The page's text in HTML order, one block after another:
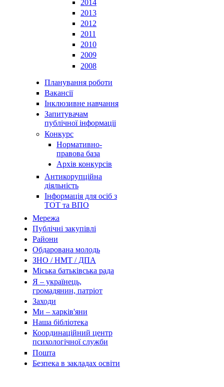
2014
2013
2012
2011
2010
2009
2008
Планування роботи
Вакансії
Інклюзивне навчання
Запитувачам
публічної інформаціі
Конкурс
Нормативно-
правова база
Архів конкурсів
Антикорупційна
діяльність
Інформація для осіб з
ТОТ та ВПО
Мережа
Публічні закупівлі
Райони
Обдарована молодь
ЗНО / НМТ / ДПА
Міська батьківська рада
Я – українець,
громадянин, патріот
Заходи
Ми – харків'яни
Наша бібліотека
Координаційний центр
психологічної служби
Пошта
Безпека в закладах освіти